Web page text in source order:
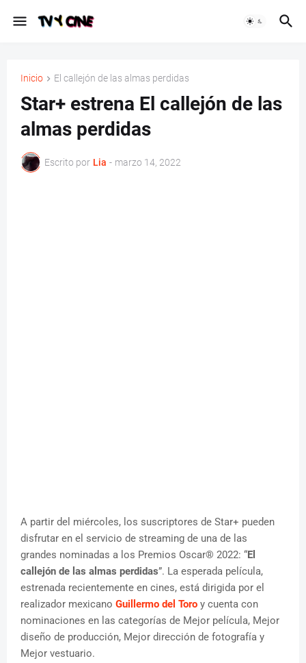
Inicio El callejón de las almas perdidas
Star+ estrena El callejón de las
almas perdidas
Escrito por Lia - marzo 14, 2022
A partir del miércoles, los suscriptores de Star+ pueden
disfrutar en el servicio de streaming de una de las
grandes nominadas a los Premios Oscar® 2022: “El
callejón de las almas perdidas”. La esperada película,
estrenada recientemente en cines, está dirigida por el
realizador mexicano Guillermo del Toro y cuenta con
nominaciones en las categorías de Mejor película, Mejor
diseño de producción, Mejor dirección de fotografía y
Mejor vestuario.